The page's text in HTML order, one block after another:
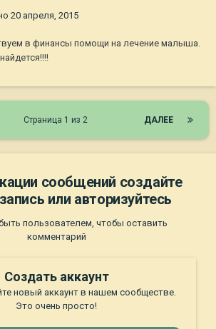
20 апреля, 2015
в финансы помощи на лечение малыша.
ДАЛЕЕ
Страница 1 из 2
сообщений создайте
или авторизуйтесь
пользователем, чтобы оставить
комментарий
Создать аккаунт
новый аккаунт в нашем сообществе.
Это очень просто!